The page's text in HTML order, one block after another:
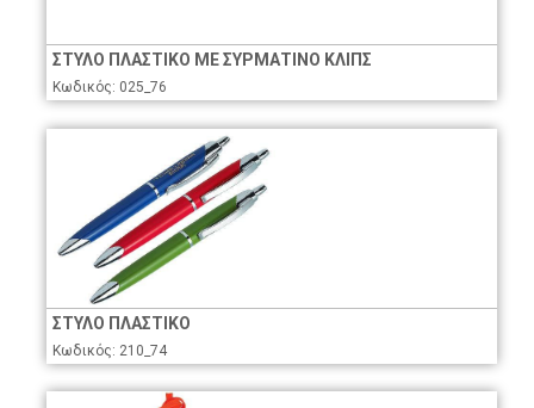
ΣΤΥΛΟ ΠΛΑΣΤΙΚΟ ΜΕ ΣΥΡΜΑΤΙΝΟ ΚΛΙΠΣ
Κωδικός: 025_76
ΣΤΥΛΟ ΠΛΑΣΤΙΚΟ
Κωδικός: 210_74